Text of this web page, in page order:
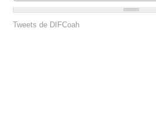
Tweets de DIFCoah